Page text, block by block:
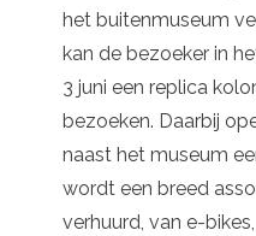
het buitenmuseum
kan de bezoeker in
3 juni een replica
bezoeken. Daarbij
naast het museum
wordt een breed
verhuurd, van e-